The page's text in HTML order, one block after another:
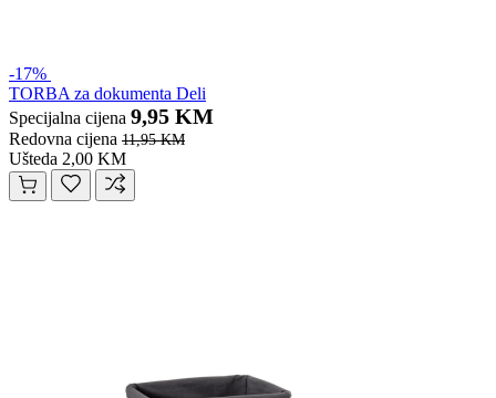
-17%
TORBA za dokumenta Deli
Specijalna cijena 9,95 KM
Redovna cijena 11,95 KM
Ušteda 2,00 KM